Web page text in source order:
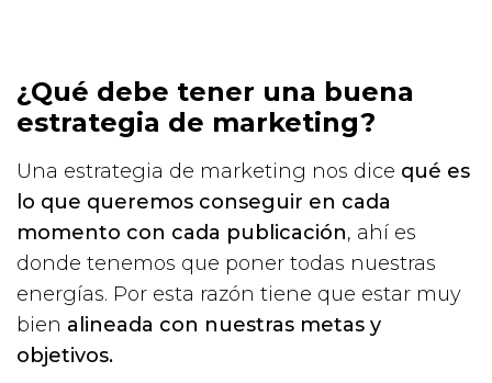
¿Qué debe tener una buena
estrategia de marketing?
Una estrategia de marketing nos dice qué es
lo que queremos conseguir en cada
momento con cada publicación, ahí es
donde tenemos que poner todas nuestras
energías. Por esta razón tiene que estar muy
bien alineada con nuestras metas y
objetivos.